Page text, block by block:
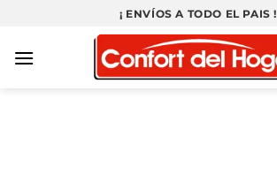
contenido
¡ ENVÍOS A TODO EL PAIS !